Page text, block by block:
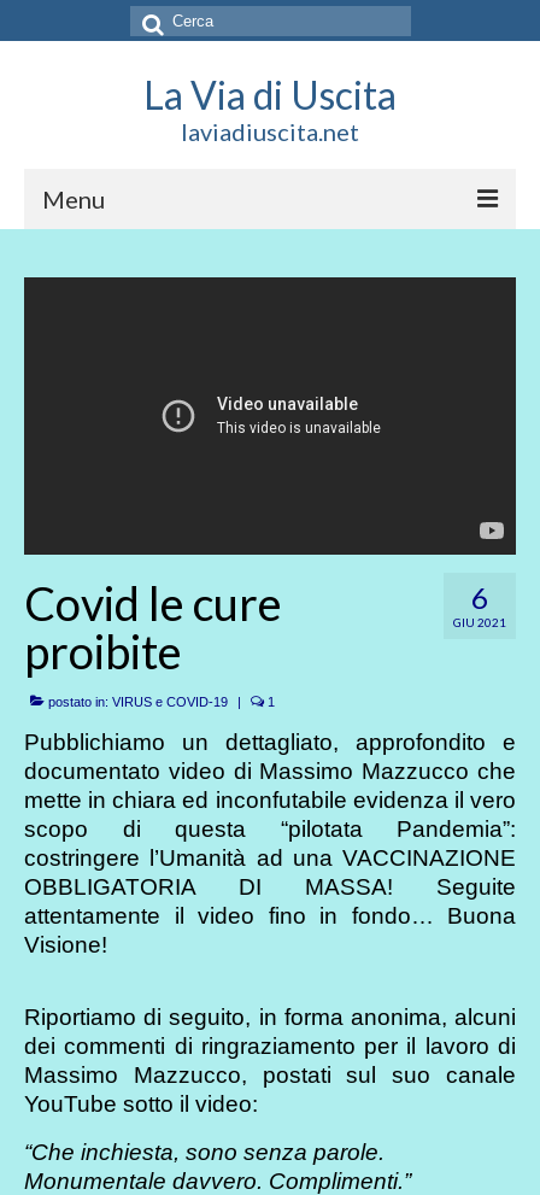
Cerca:
La Via di Uscita
laviadiuscita.net
Menu
6
GIU 2021
Covid le cure
proibite
postato in: VIRUS e COVID-19 | 1
Pubblichiamo un dettagliato, approfondito e
documentato video di Massimo Mazzucco che
mette in chiara ed inconfutabile evidenza il vero
scopo di questa “pilotata Pandemia”:
costringere l’Umanità ad una VACCINAZIONE
OBBLIGATORIA DI MASSA! Seguite
attentamente il video fino in fondo… Buona
Visione!
Riportiamo di seguito, in forma anonima, alcuni
dei commenti di ringraziamento per il lavoro di
Massimo Mazzucco, postati sul suo canale
YouTube sotto il video:
“Che inchiesta, sono senza parole.
Monumentale davvero. Complimenti.”